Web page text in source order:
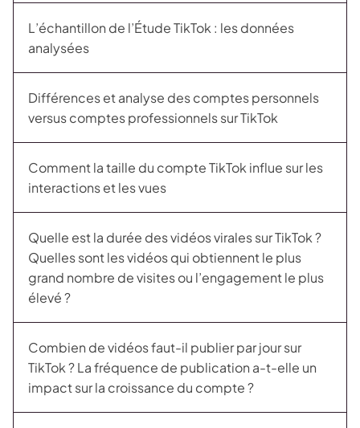
L’échantillon de l’Étude TikTok : les données
analysées
Différences et analyse des comptes personnels
versus comptes professionnels sur TikTok
Comment la taille du compte TikTok influe sur les
interactions et les vues
Quelle est la durée des vidéos virales sur TikTok ?
Quelles sont les vidéos qui obtiennent le plus
grand nombre de visites ou l’engagement le plus
élevé ?
Combien de vidéos faut-il publier par jour sur
TikTok ? La fréquence de publication a-t-elle un
impact sur la croissance du compte ?